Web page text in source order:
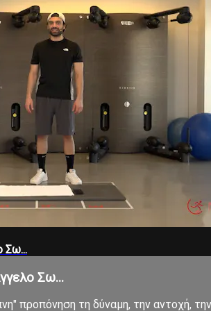
Σω...
Σω...
προπόνηση τη δύναμη, την αντοχή,